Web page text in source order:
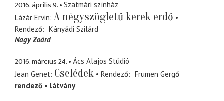
2016. április 9.
Szatmári színház
Lázár Ervin A négyszögletű kerek erdő
Rendező
Kányádi Szilárd
Nagy Zoárd
2016. március 24.
Ács Alajos Stúdió
Jean Genet Cselédek Rendező
Frumen Gergő
rendező
látvány